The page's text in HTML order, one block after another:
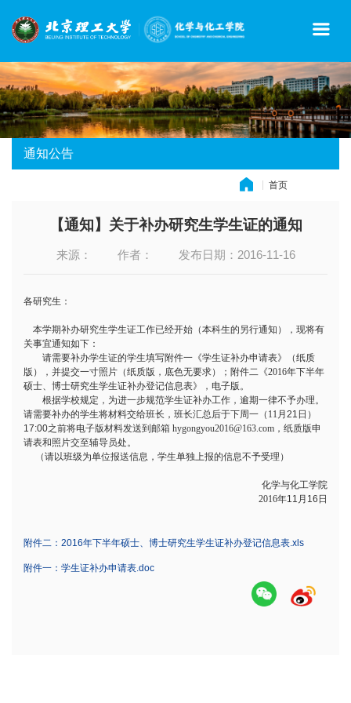
通知公告
首页
【通知】关于补办研究生学生证的通知
来源： 作者： 发布日期：2016-11-16
各研究生：
本学期补办研究生学生证工作已经开始（本科生的另行通知），现将有
关事宜通知如下：
请需要补办学生证的学生填写附件一《学生证补办申请表》（纸质
版），并提交一寸照片（纸质版，底色无要求）；附件二《2016年下半年
硕士、博士研究生学生证补办登记信息表》，电子版。
根据学校规定，为进一步规范学生证补办工作，逾期一律不予办理。
请需要补办的学生将材料交给班长，班长汇总后于下周一（11 月21 日）
17:00之前将电子版材料发送到邮箱 hygongyou2016@163.com ，纸质版申
请表和照片交至辅导员处。
（请以班级为单位报送信息，学生单独上报的信息不予受理）
化学与化工学院
2016年11 月16 日
附件二：2016年下半年硕士、博士研究生学生证补办登记信息表.xls
附件一：学生证补办申请表.doc